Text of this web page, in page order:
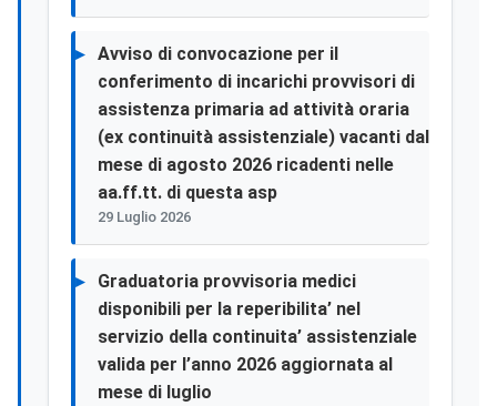
Avviso di convocazione per il
conferimento di incarichi provvisori di
assistenza primaria ad attività oraria
(ex continuità assistenziale) vacanti dal
mese di agosto 2026 ricadenti nelle
aa.ff.tt. di questa asp
29 Luglio 2026
Graduatoria provvisoria medici
disponibili per la reperibilita’ nel
servizio della continuita’ assistenziale
valida per l’anno 2026 aggiornata al
mese di luglio